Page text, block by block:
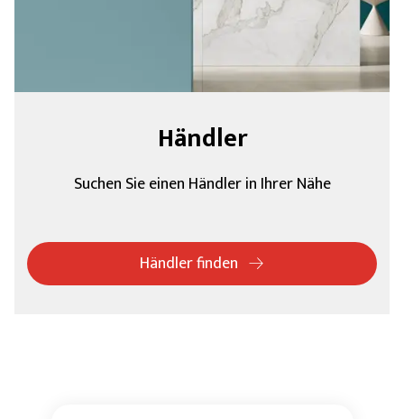
Händler
Suchen Sie einen Händler in Ihrer Nähe
Händler finden